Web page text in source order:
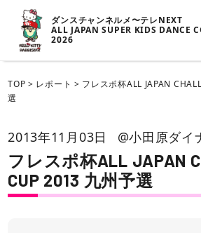
ダンスチャンネルメ〜テレNEXT
ALL JAPAN SUPER KIDS DANCE
2026
TOP > レポート > フレスポ杯ALL JAPAN
選
2013年11月03日 @小田原ダイ
フレスポ杯ALL JAPAN
CUP 2013 九州予選